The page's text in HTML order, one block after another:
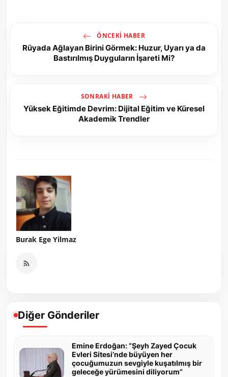
ÖNCEKI HABER
Rüyada Ağlayan Birini Görmek: Huzur, Uyarı ya da
Bastırılmış Duyguların İşareti Mi?
SONRAKI HABER
Yüksek Eğitimde Devrim: Dijital Eğitim ve Küresel
Akademik Trendler
Burak Ege Yilmaz
Diğer Gönderiler
Emine Erdoğan: “Şeyh Zayed Çocuk
Evleri Sitesi’nde büyüyen her
çocuğumuzun sevgiyle kuşatılmış bir
geleceğe yürümesini diliyorum”